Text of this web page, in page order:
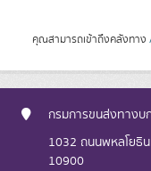
คุณสามารถเข้าถึงคลังทาง
กรมการขนส่งทางบ
1032 ถนนพหลโยธิ
10900